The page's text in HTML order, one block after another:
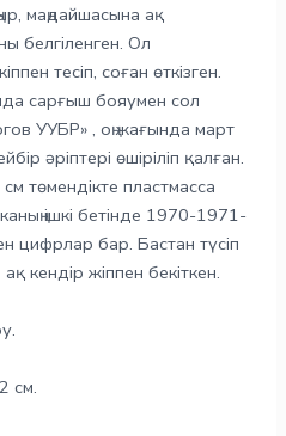
маңдайшасына ақ
белгіленген. Ол
тесіп, соған өткізген.
сарғыш бояумен сол
УУБР» , оң жағында март
әріптері өшіріліп қалған.
см төмендікте пластмасса
ішкі бетінде 1970-1971-
цифрлар бар. Бастан түсіп
кендір жіппен бекіткен.
см.